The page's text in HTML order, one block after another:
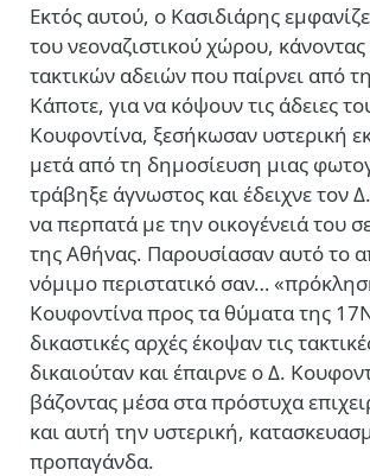
Εκτός αυτού, ο Κασιδιάρης
του νεοναζιστικού χώρου,
τακτικών αδειών που παίρνει από
Κάποτε, για να κόψουν τις άδειες
Κουφοντίνα, ξεσήκωσαν υστερική
μετά από τη δημοσίευση μιας
τράβηξε άγνωστος και έδειχνε τον
να περπατά με την οικογένειά του
της Αθήνας. Παρουσίασαν αυτό το
νόμιμο περιστατικό σαν…
Κουφοντίνα προς τα θύματα της
δικαστικές αρχές έκοψαν τις
δικαιούταν και έπαιρνε ο Δ.
βάζοντας μέσα στα πρόστυχα
και αυτή την υστερική,
προπαγάνδα.